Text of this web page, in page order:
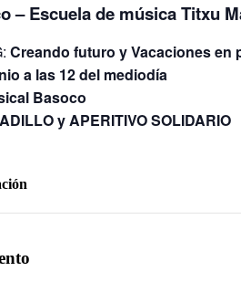
– Escuela de música Titxu
Creando futuro y Vacaciones en
a las 12 del mediodía
Basoco
y APERITIVO SOLIDARIO